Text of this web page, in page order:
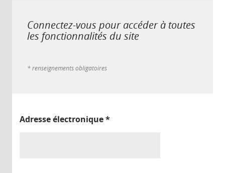
Connectez-vous pour accéder à toutes
les fonctionnalités du site
* renseignements obligatoires
Adresse électronique*